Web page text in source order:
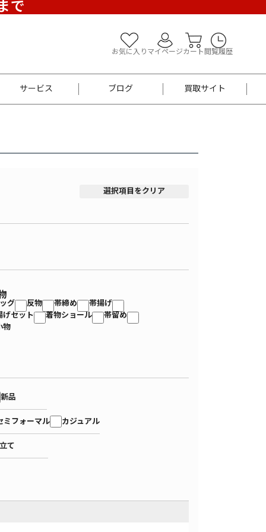
で
お気に入り マイページカート 閲覧履歴
セット
サービス ブログ 買取サイト
選択項目をクリア
グ 反物 帯締め
帯揚げ
げセット
着物ショール
帯留め
物
新品
ミフォーマル カジュアル
て